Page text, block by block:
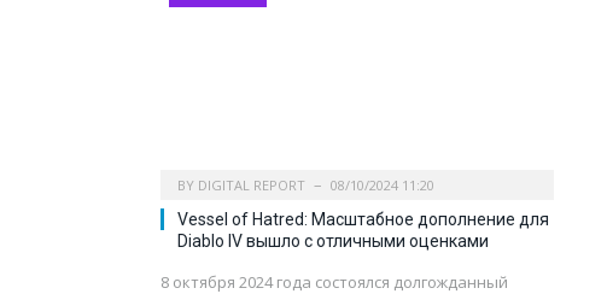
BY DIGITAL REPORT 08/10/2024 11:20
Vessel of Hatred: Масштабное дополнение для
Diablo IV вышло с отличными оценками
8 октября 2024 года состоялся долгожданный